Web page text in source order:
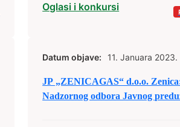
Oglasi i konkursi
Datum objave: 11. Januara 2023.
JP „ZENICAGAS“ d.o.o.
Nadzornog odbora Javnog